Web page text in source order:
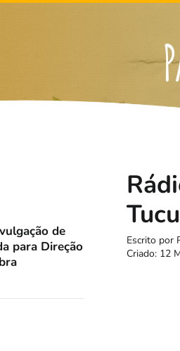
de
para Direção
Escrito por
Criado: 12